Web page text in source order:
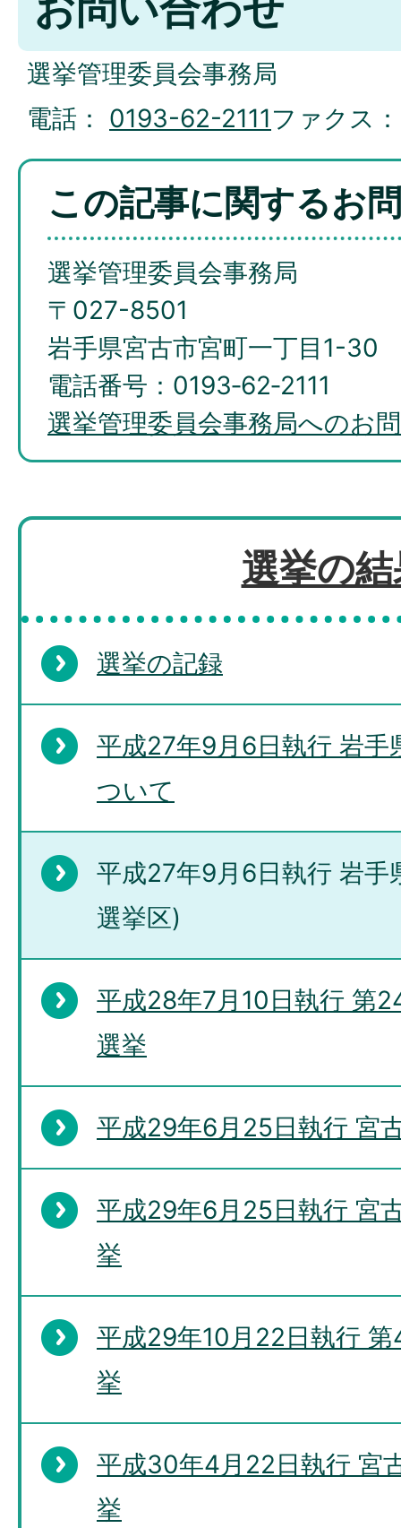
選挙管理委員会事務局
電話： 0193-62-2111ファクス
この記事に関するお
選挙管理委員会事務局
〒027-8501
岩手県宮古市宮町一丁目1-30
電話番号：0193‐62‐2111
選挙管理委員会事務局へのお
選挙の
選挙の記録
平成27年9月6日執行 岩手
ついて
平成27年9月6日執行 岩手
選挙区)
平成28年7月10日執行 第
選挙
平成29年6月25日執行 宮
平成29年6月25日執行 宮
挙
平成29年10月22日執行
挙
平成30年4月22日執行 宮
挙